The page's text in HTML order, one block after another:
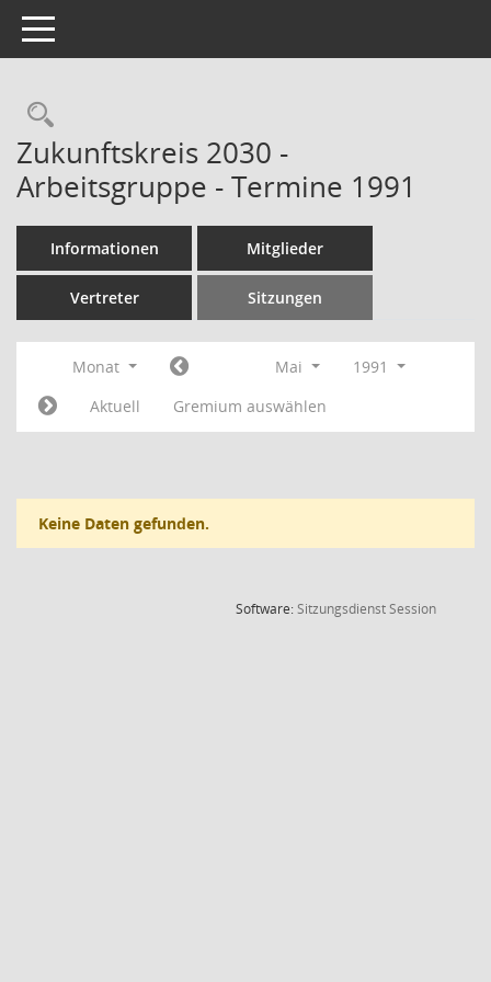
Toggle navigation
Rechercheauswahl
Zukunftskreis 2030 -
Arbeitsgruppe - Termine 1991
Informationen Mitglieder
Vertreter Sitzungen
Monat Mai
1991
Aktuell
Gremium auswählen
Keine Daten gefunden.
Software:SitzungsdienstSession(Wird in